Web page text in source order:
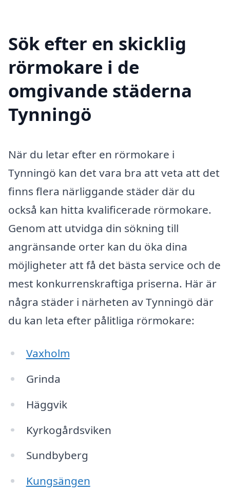
Sök efter en skicklig
rörmokare i de
omgivande städerna
Tynningö
När du letar efter en rörmokare i
Tynningö kan det vara bra att veta att det
finns flera närliggande städer där du
också kan hitta kvalificerade rörmokare.
Genom att utvidga din sökning till
angränsande orter kan du öka dina
möjligheter att få det bästa service och de
mest konkurrenskraftiga priserna. Här är
några städer i närheten av Tynningö där
du kan leta efter pålitliga rörmokare:
Vaxholm
Grinda
Häggvik
Kyrkogårdsviken
Sundbyberg
Kungsängen